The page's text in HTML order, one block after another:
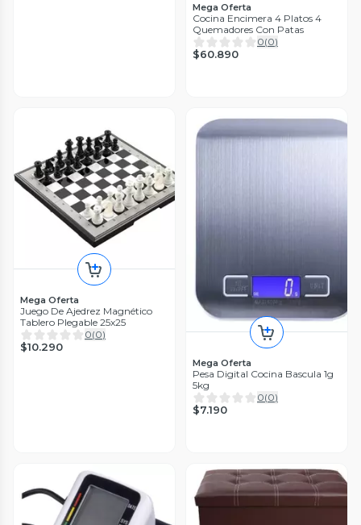
Mega Oferta
Cocina Encimera 4 Platos 4
Quemadores Con Patas
0(0)
$60.890
Mega Oferta
Juego De Ajedrez Magnético
Tablero Plegable 25x25
0(0)
$10.290
Mega Oferta
Pesa Digital Cocina Bascula 1g
5kg
0(0)
$7.190